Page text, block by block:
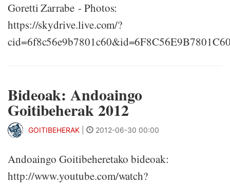
Goretti Zarrabe - Photos:
https://skydrive.live.com/?
Bideoak: Andoaingo
Goitibeherak 2012
GOITIBEHERAK 2012-06-30 00:00
Andoaingo Goitibeheretako bideoak:
http://www.youtube.com/watch?